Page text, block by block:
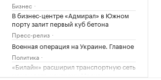
Бизнес
В бизнес-центре «Адмирал» в Южном
порту залит первый куб бетона
Пресс-релиз
Военная операция на Украине. Главное
Политика
«Билайн» расширил транспортную сеть
между дата-центрами Москвы